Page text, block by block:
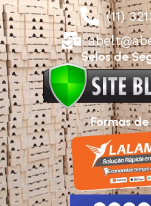
(11)
Selos de
Formas